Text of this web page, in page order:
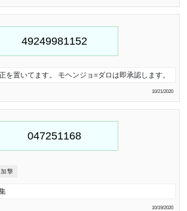
を置いてます。 モヘンジョ=ダロは即承認します。
10/21/2020
撃
10/19/2020